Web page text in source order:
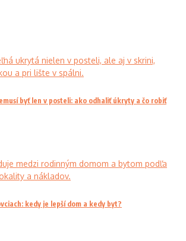
byť len v posteli: ako odhaliť úkryty a čo robiť
kedy je lepší dom a kedy byt?